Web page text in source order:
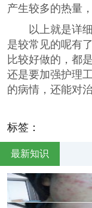
产生较多的热量
以上就是详细
是较常见的呢有
比较好做的，都
还是要加强护理
的病情，还能对
标签：
最新知识